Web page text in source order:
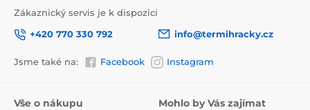
Zákaznický servis je k dispozici
+420 770 330 792
info@termihracky.cz
Jsme také na: Facebook Instagram
Vše o nákupu Mohlo by Vás zajímat